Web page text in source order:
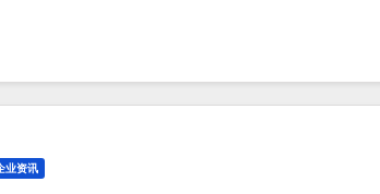
业资讯